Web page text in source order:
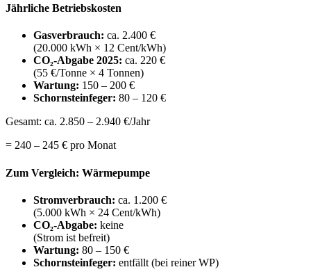
Jährliche Betriebskosten
Gasverbrauch: ca. 2.400 €
(20.000 kWh × 12 Cent/kWh)
CO₂-Abgabe 2025: ca. 220 €
(55 €/Tonne × 4 Tonnen)
Wartung: 150 – 200 €
Schornsteinfeger: 80 – 120 €
Gesamt: ca. 2.850 – 2.940 €/Jahr
= 240 – 245 € pro Monat
Zum Vergleich: Wärmepumpe
Stromverbrauch: ca. 1.200 €
(5.000 kWh × 24 Cent/kWh)
CO₂-Abgabe: keine
(Strom ist befreit)
Wartung: 80 – 150 €
Schornsteinfeger: entfällt (bei reiner WP)